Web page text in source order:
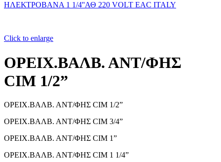
ΗΛΕΚΤΡΟΒΑΝΑ 1 1/4''ΑΘ 220 VOLT EAC ITALY
Click to enlarge
ΟΡΕΙΧ.ΒΑΛΒ. ΑΝΤ/ΦΗΣ
CIM 1/2”
ΟΡΕΙΧ.ΒΑΛΒ. ΑΝΤ/ΦΗΣ CIM 1/2”
ΟΡΕΙΧ.ΒΑΛΒ. ΑΝΤ/ΦΗΣ CIM 3/4”
ΟΡΕΙΧ.ΒΑΛΒ. ΑΝΤ/ΦΗΣ CIM 1”
ΟΡΕΙΧ.ΒΑΛΒ. ΑΝΤ/ΦΗΣ CIM 1 1/4”